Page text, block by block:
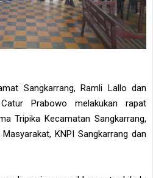
Sangkarrang, Ramli Lallo dan
Prabowo melakukan rapat
Tripika Kecamatan Sangkarrang,
KNPI Sangkarrang dan